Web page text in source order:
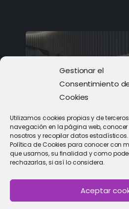
Gestionar el
Consentimiento
Cookies
Utilizamos cookies propias y de
navegación en la página web,
nosotros y recopilar datos estadísticos.
Política de Cookies para conocer con
que usamos, su finalidad y como
rechazarlas, si así lo considera.
Aceptar
PIDE CITA
Solicitar cita con un